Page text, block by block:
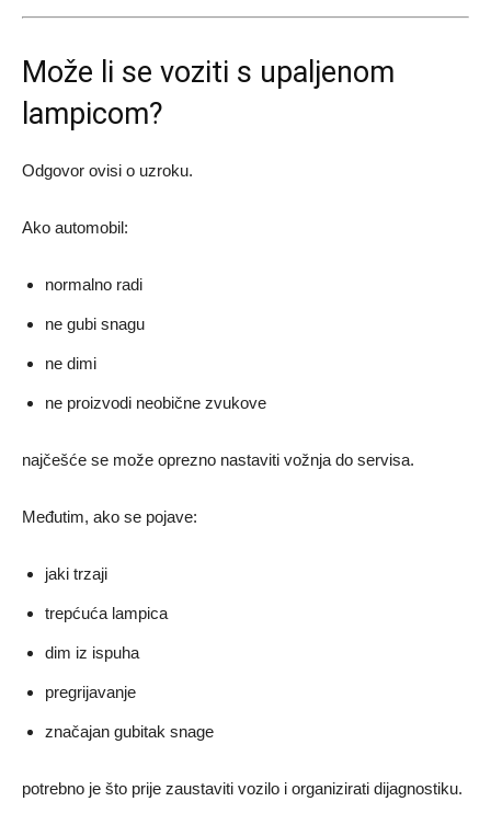
Može li se voziti s upaljenom
lampicom?
Odgovor ovisi o uzroku.
Ako automobil:
normalno radi
ne gubi snagu
ne dimi
ne proizvodi neobične zvukove
najčešće se može oprezno nastaviti vožnja do servisa.
Međutim, ako se pojave:
jaki trzaji
trepćuća lampica
dim iz ispuha
pregrijavanje
značajan gubitak snage
potrebno je što prije zaustaviti vozilo i organizirati dijagnostiku.